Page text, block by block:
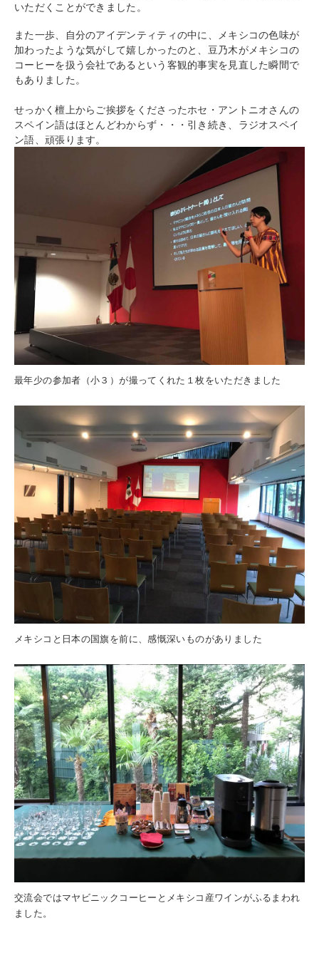
いただくことができました。
また一歩、自分のアイデンティティの中に、メキシコの色味が
加わったような気がして嬉しかったのと、豆乃木がメキシコの
コーヒーを扱う会社であるという客観的事実を見直した瞬間で
もありました。
せっかく檀上からご挨拶をくださったホセ・アントニオさんの
スペイン語はほとんどわからず・・・引き続き、ラジオスペイ
ン語、頑張ります。
最年少の参加者（小３）が撮ってくれた１枚をいただきました
メキシコと日本の国旗を前に、感慨深いものがありました
交流会ではマヤビニックコーヒーとメキシコ産ワインがふるまわれ
ました。